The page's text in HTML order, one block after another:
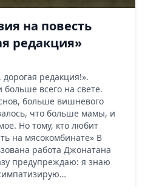
на повесть
редакция»
редакция!».
всего на свете.
больше вишневого
что больше мамы, и
Но тому, кто любит
на мясокомбинате» В
работа Джонатана
предупреждаю: я знаю